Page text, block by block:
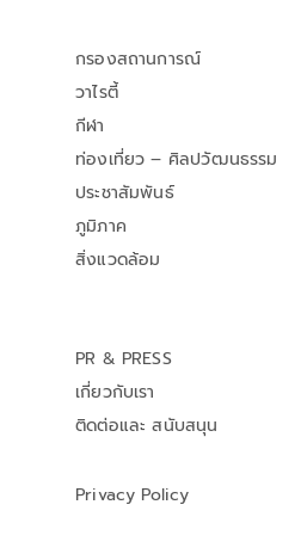
กรองสถานการณ์
วาไรตี้
กีฬา
ท่องเที่ยว – ศิลปวัฒนธรรม
ประชาสัมพันธ์
ภูมิภาค
สิ่งแวดล้อม
PR & PRESS
เกี่ยวกับเรา
ติดต่อและ สนับสนุน
Privacy Policy